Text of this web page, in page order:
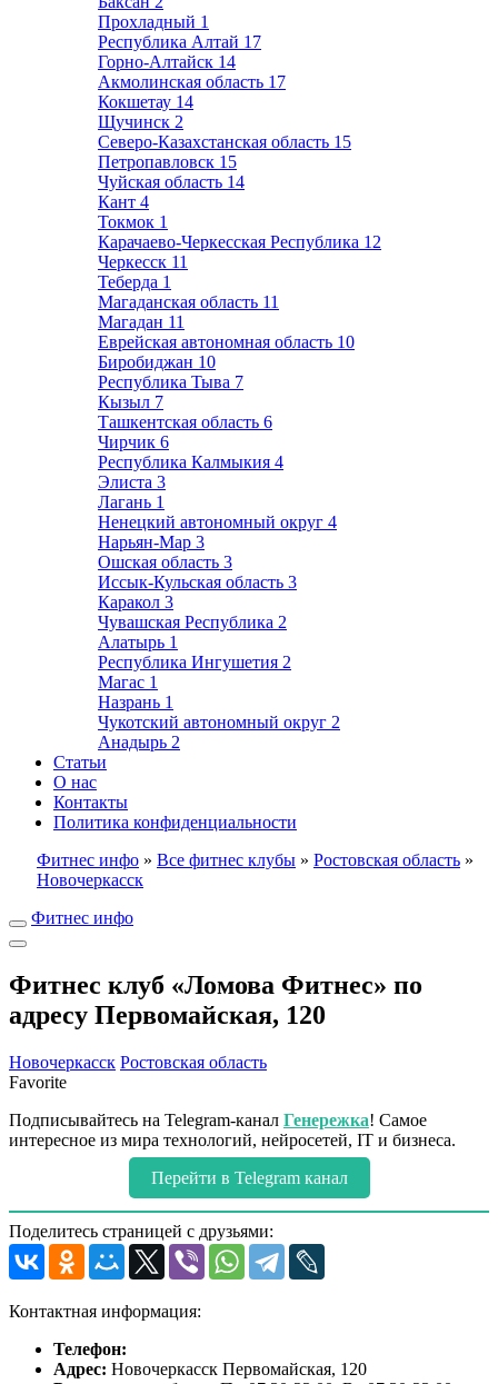
Прохладный 1
Республика Алтай 17
Горно-Алтайск 14
Акмолинская область 17
Кокшетау 14
Щучинск 2
Северо-Казахстанская область 15
Петропавловск 15
Чуйская область 14
Кант 4
Токмок 1
Карачаево-Черкесская Республика 12
Черкесск 11
Теберда 1
Магаданская область 11
Магадан 11
Еврейская автономная область 10
Биробиджан 10
Республика Тыва 7
Кызыл 7
Ташкентская область 6
Чирчик 6
Республика Калмыкия 4
Элиста 3
Лагань 1
Ненецкий автономный округ 4
Нарьян-Мар 3
Ошская область 3
Иссык-Кульская область 3
Каракол 3
Чувашская Республика 2
Алатырь 1
Республика Ингушетия 2
Магас 1
Назрань 1
Чукотский автономный округ 2
Анадырь 2
Статьи
О нас
Контакты
Политика конфиденциальности
Фитнес инфо » Все фитнес клубы » Ростовская область »
Новочеркасск
Фитнес инфо
Фитнес клуб «Ломова Фитнес» по
адресу Первомайская, 120
Новочеркасск Ростовская область
Favorite
Подписывайтесь на Telegram-канал Генережка! Самое
интересное из мира технологий, нейросетей, IT и бизнеса.
Перейти в Telegram канал
Поделитесь страницей с друзьями:
Контактная информация:
Телефон:
Адрес: Новочеркасск Первомайская, 120